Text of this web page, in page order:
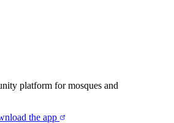
platform for mosques and
the app